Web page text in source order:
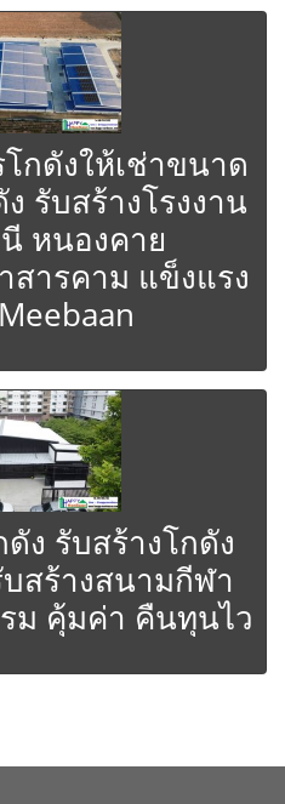
กดังให้เช่าขนาด
รับสร้างโรงงาน
หนองคาย
ารคาม แข็งแรง
ง รับสร้างโกดัง
สร้างสนามกีฬา
ม คุ้มค่า คืนทุนไว